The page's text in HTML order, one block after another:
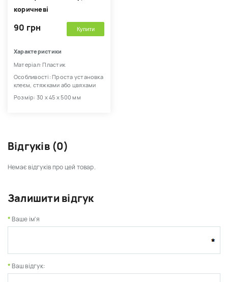
коричневі
90 грн Купити
Характеристики
Матеріал: Пластик
Особливості: Проста установка
клеєм, стяжками або цвяхами
Розмір: 30 х 45 х 500 мм
Відгуків (0)
Немає відгуків про цей товар.
Залишити відгук
Ваше ім'я
Ваш відгук: